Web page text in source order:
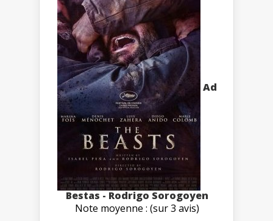
Ad
Bestas - Rodrigo Sorogoyen
Note moyenne : (sur 3 avis)